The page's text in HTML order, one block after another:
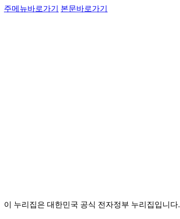
주메뉴바로가기 본문바로가기
이 누리집은 대한민국 공식 전자정부 누리집입니다.